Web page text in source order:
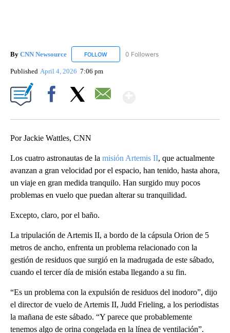
By CNN Newsource FOLLOW FOLLOW "CNN NEWSOURCE" TO RECEIVE
0 Followers
Published April 4, 2026 7:06 pm
Por Jackie Wattles, CNN
Los cuatro astronautas de la misión Artemis II, que actualmente
avanzan a gran velocidad por el espacio, han tenido, hasta ahora,
un viaje en gran medida tranquilo. Han surgido muy pocos
problemas en vuelo que puedan alterar su tranquilidad.
Excepto, claro, por el baño.
La tripulación de Artemis II, a bordo de la cápsula Orion de 5
metros de ancho, enfrenta un problema relacionado con la
gestión de residuos que surgió en la madrugada de este sábado,
cuando el tercer día de misión estaba llegando a su fin.
“Es un problema con la expulsión de residuos del inodoro”, dijo
el director de vuelo de Artemis II, Judd Frieling, a los periodistas
la mañana de este sábado. “Y parece que probablemente
tenemos algo de orina congelada en la línea de ventilación”.